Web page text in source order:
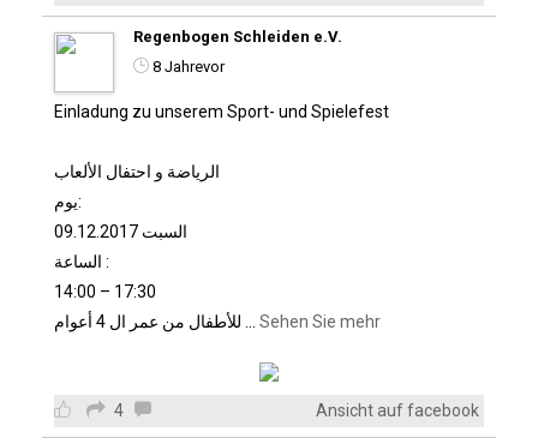
Regenbogen Schleiden e.V.
8 Jahrevor
Einladung zu unserem Sport- und Spielefest
الرياضة و احتفال الألعاب
يوم:
السبت 09.12.2017
الساعة :
14:00 – 17:30
Sehen Sie mehr
4 Ansicht auf facebook